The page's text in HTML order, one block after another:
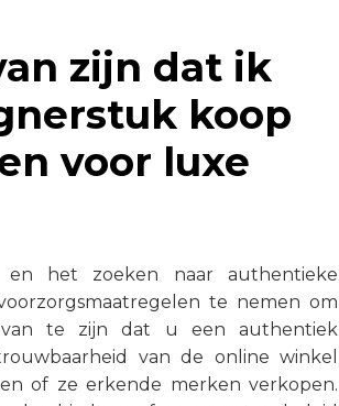
zijn dat ik
koop
voor luxe
het zoeken naar authentieke
te nemen om
te zijn dat u een authentiek
van de online winkel
of ze erkende merken verkopen.